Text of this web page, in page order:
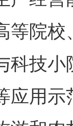
等院
科技
应用